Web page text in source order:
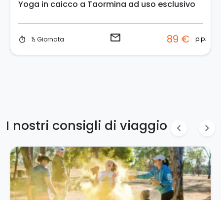
Yoga in caicco a Taormina ad uso esclusivo
timer ½ Giornata email 89 € p.p.
I nostri consigli di viaggio chevron_left chevron_right